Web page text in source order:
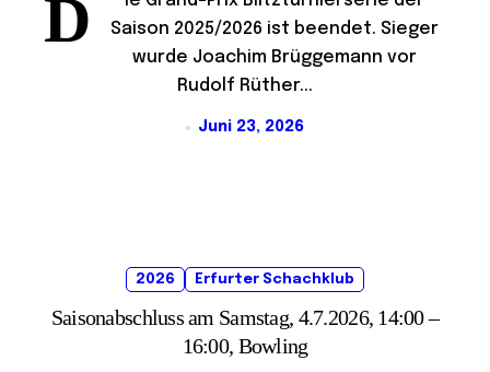
D
Saison 2025/2026 ist beendet. Sieger
wurde Joachim Brüggemann vor
Rudolf Rüther...
Juni 23, 2026
2026 Erfurter Schachklub
Saisonabschluss am Samstag, 4.7.2026, 14:00 –
16:00, Bowling